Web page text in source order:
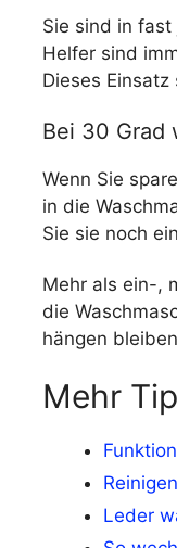
Sie sind in
Helfer sind
Dieses
Bei 30 Grad
Wenn Sie
in die
Sie sie noch
Mehr als ein-,
die
hängen
Mehr
Leder